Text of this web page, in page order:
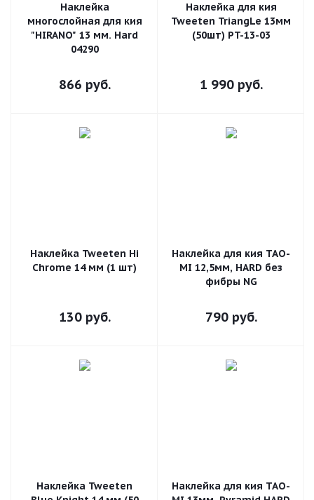
Наклейка
многослойная для кия
"HIRANO" 13 мм. Hard
04290
866 руб.
Наклейка для кия
Tweeten TriangLe 13мм
(50шт) PT-13-03
1 990руб.
Наклейка Tweeten Hi
Chrome 14 мм (1 шт)
130руб.
Наклейка для кия TAO-
MI 12,5мм, HARD без
фибры NG
790руб.
Наклейка Tweeten
Наклейка для кия TAO-